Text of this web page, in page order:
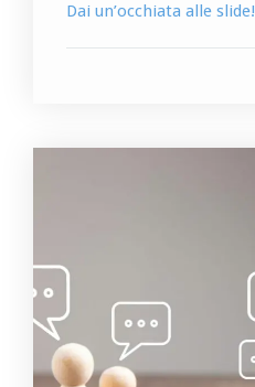
Dai un’occhiata alle slide!